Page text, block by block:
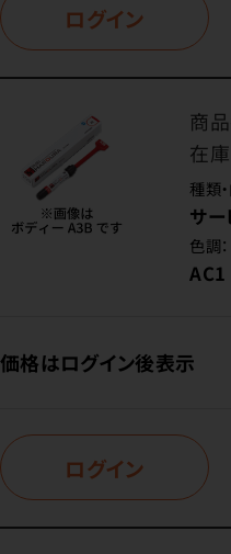
ログイン
商品
在庫
種類
サー
色調：
AC1
価格はログイン後表示
ログイン